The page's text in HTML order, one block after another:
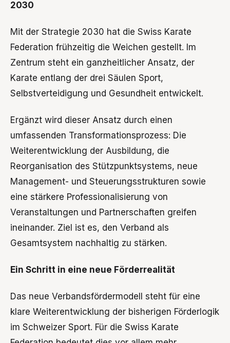
2030
Mit der Strategie 2030 hat die Swiss Karate
Federation frühzeitig die Weichen gestellt. Im
Zentrum steht ein ganzheitlicher Ansatz, der
Karate entlang der drei Säulen Sport,
Selbstverteidigung und Gesundheit entwickelt.
Ergänzt wird dieser Ansatz durch einen
umfassenden Transformationsprozess: Die
Weiterentwicklung der Ausbildung, die
Reorganisation des Stützpunktsystems, neue
Management- und Steuerungsstrukturen sowie
eine stärkere Professionalisierung von
Veranstaltungen und Partnerschaften greifen
ineinander. Ziel ist es, den Verband als
Gesamtsystem nachhaltig zu stärken.
Ein Schritt in eine neue Förderrealität
Das neue Verbandsfördermodell steht für eine
klare Weiterentwicklung der bisherigen Förderlogik
im Schweizer Sport. Für die Swiss Karate